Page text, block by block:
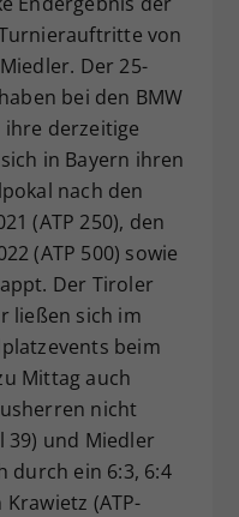
von
Der 25-
bei den BMW
ihre derzeitige
in Bayern ihren
nach den
(ATP 250), den
(ATP 500) sowie
Der Tiroler
ließen sich im
beim
Mittag auch
nicht
39) und Miedler
durch ein 6:3, 6:4
(ATP-
Ihre Consent-
anderem eine
Ihrer
falls der
dies eingestellt